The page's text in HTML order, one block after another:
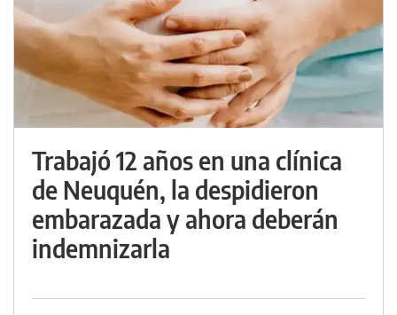
Trabajó 12 años en una clínica
de Neuquén, la despidieron
embarazada y ahora deberán
indemnizarla